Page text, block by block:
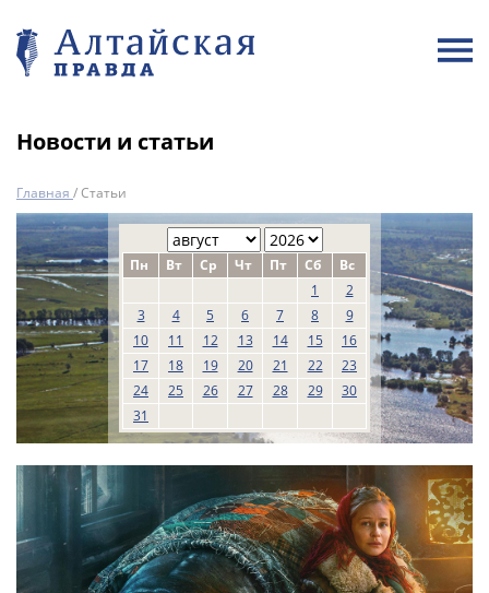
Новости и статьи
Главная /Статьи
Пн Вт Ср Чт Пт Сб
Вс
1
2
3
4 5 6 7 8
9
10
11 12 13 14 15
16
17
18 19 20 21 22
23
24
25 26 27 28 29
30
31